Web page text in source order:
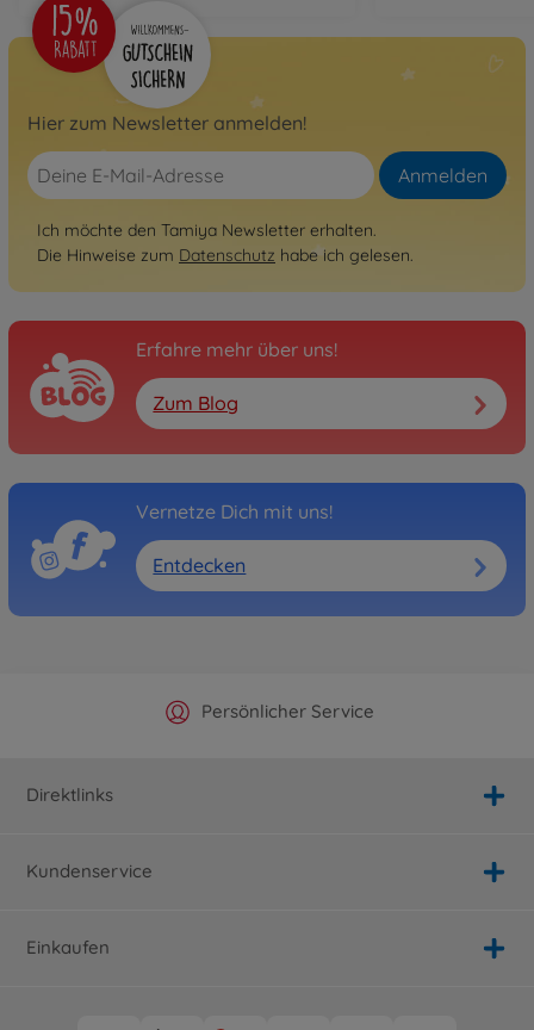
Hier zum Newsletter anmelden!
Anmelden
Ich möchte den Tamiya Newsletter erhalten.
Die Hinweise zum Datenschutz habe ich gelesen.
Erfahre mehr über uns!
Zum Blog
Vernetze Dich mit uns!
Entdecken
Offizieller Hersteller Shop
Persönlicher Service
Versandkostenfrei ab 25€
Schnelle Lieferung
Direktlinks
Kundenservice
Einkaufen